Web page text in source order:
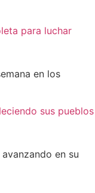
para luchar
en los
sus pueblos
en su